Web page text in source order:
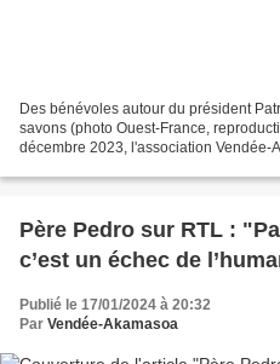
Des bénévoles autour du président
savons (photo Ouest-France,
décembre 2023, l'association Vendée-
Père Pedro sur RTL :
c’est un échec de
Publié le 17/01/2024 à 20:32
Par Vendée-Akamasoa